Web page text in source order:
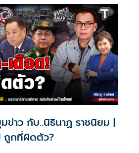
ข่าว กับ..นิธินาฏ ราชนิยม |
ถูกที่ผิดตัว?